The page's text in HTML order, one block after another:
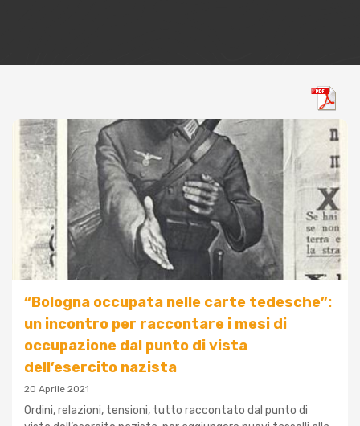
“Bologna occupata nelle carte tedesche”:
un incontro per raccontare i mesi di
occupazione dal punto di vista
dell’esercito nazista
20 Aprile 2021
Ordini, relazioni, tensioni, tutto raccontato dal punto di